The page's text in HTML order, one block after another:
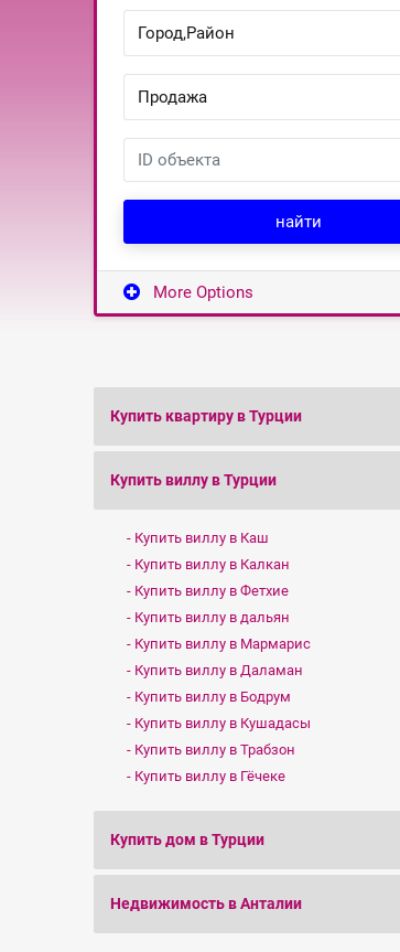
найти
More Options
Купить квартиру в Турции
Купить виллу в Турции
Купить виллу в Каш
Купить виллу в Калкан
Купить виллу в Фетхие
Купить виллу в дальян
Купить виллу в Мармарис
Купить виллу в Даламан
Купить виллу в Бодрум
Купить виллу в Кушадасы
Купить виллу в Трабзон
Купить виллу в Гёчеке
Купить дом в Турции
Недвижимость в Анталии